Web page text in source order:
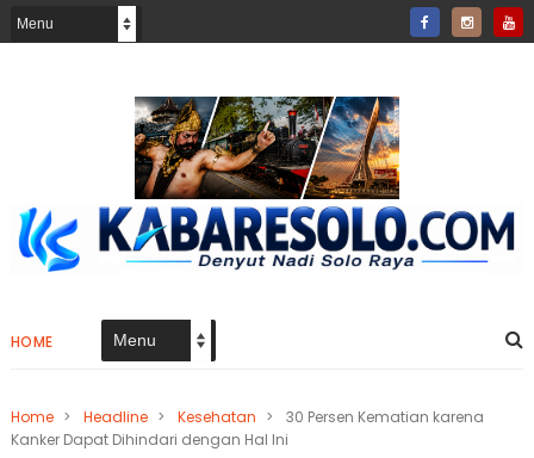
HOME
Home > Headline > Kesehatan >
30 Persen Kematian karena
Kanker Dapat Dihindari dengan Hal Ini